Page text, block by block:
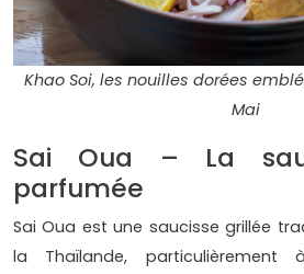
Khao Soi, les nouilles dorées
Mai
Sai Oua – La
parfumée
Sai Oua est une saucisse grillée
la Thaïlande,